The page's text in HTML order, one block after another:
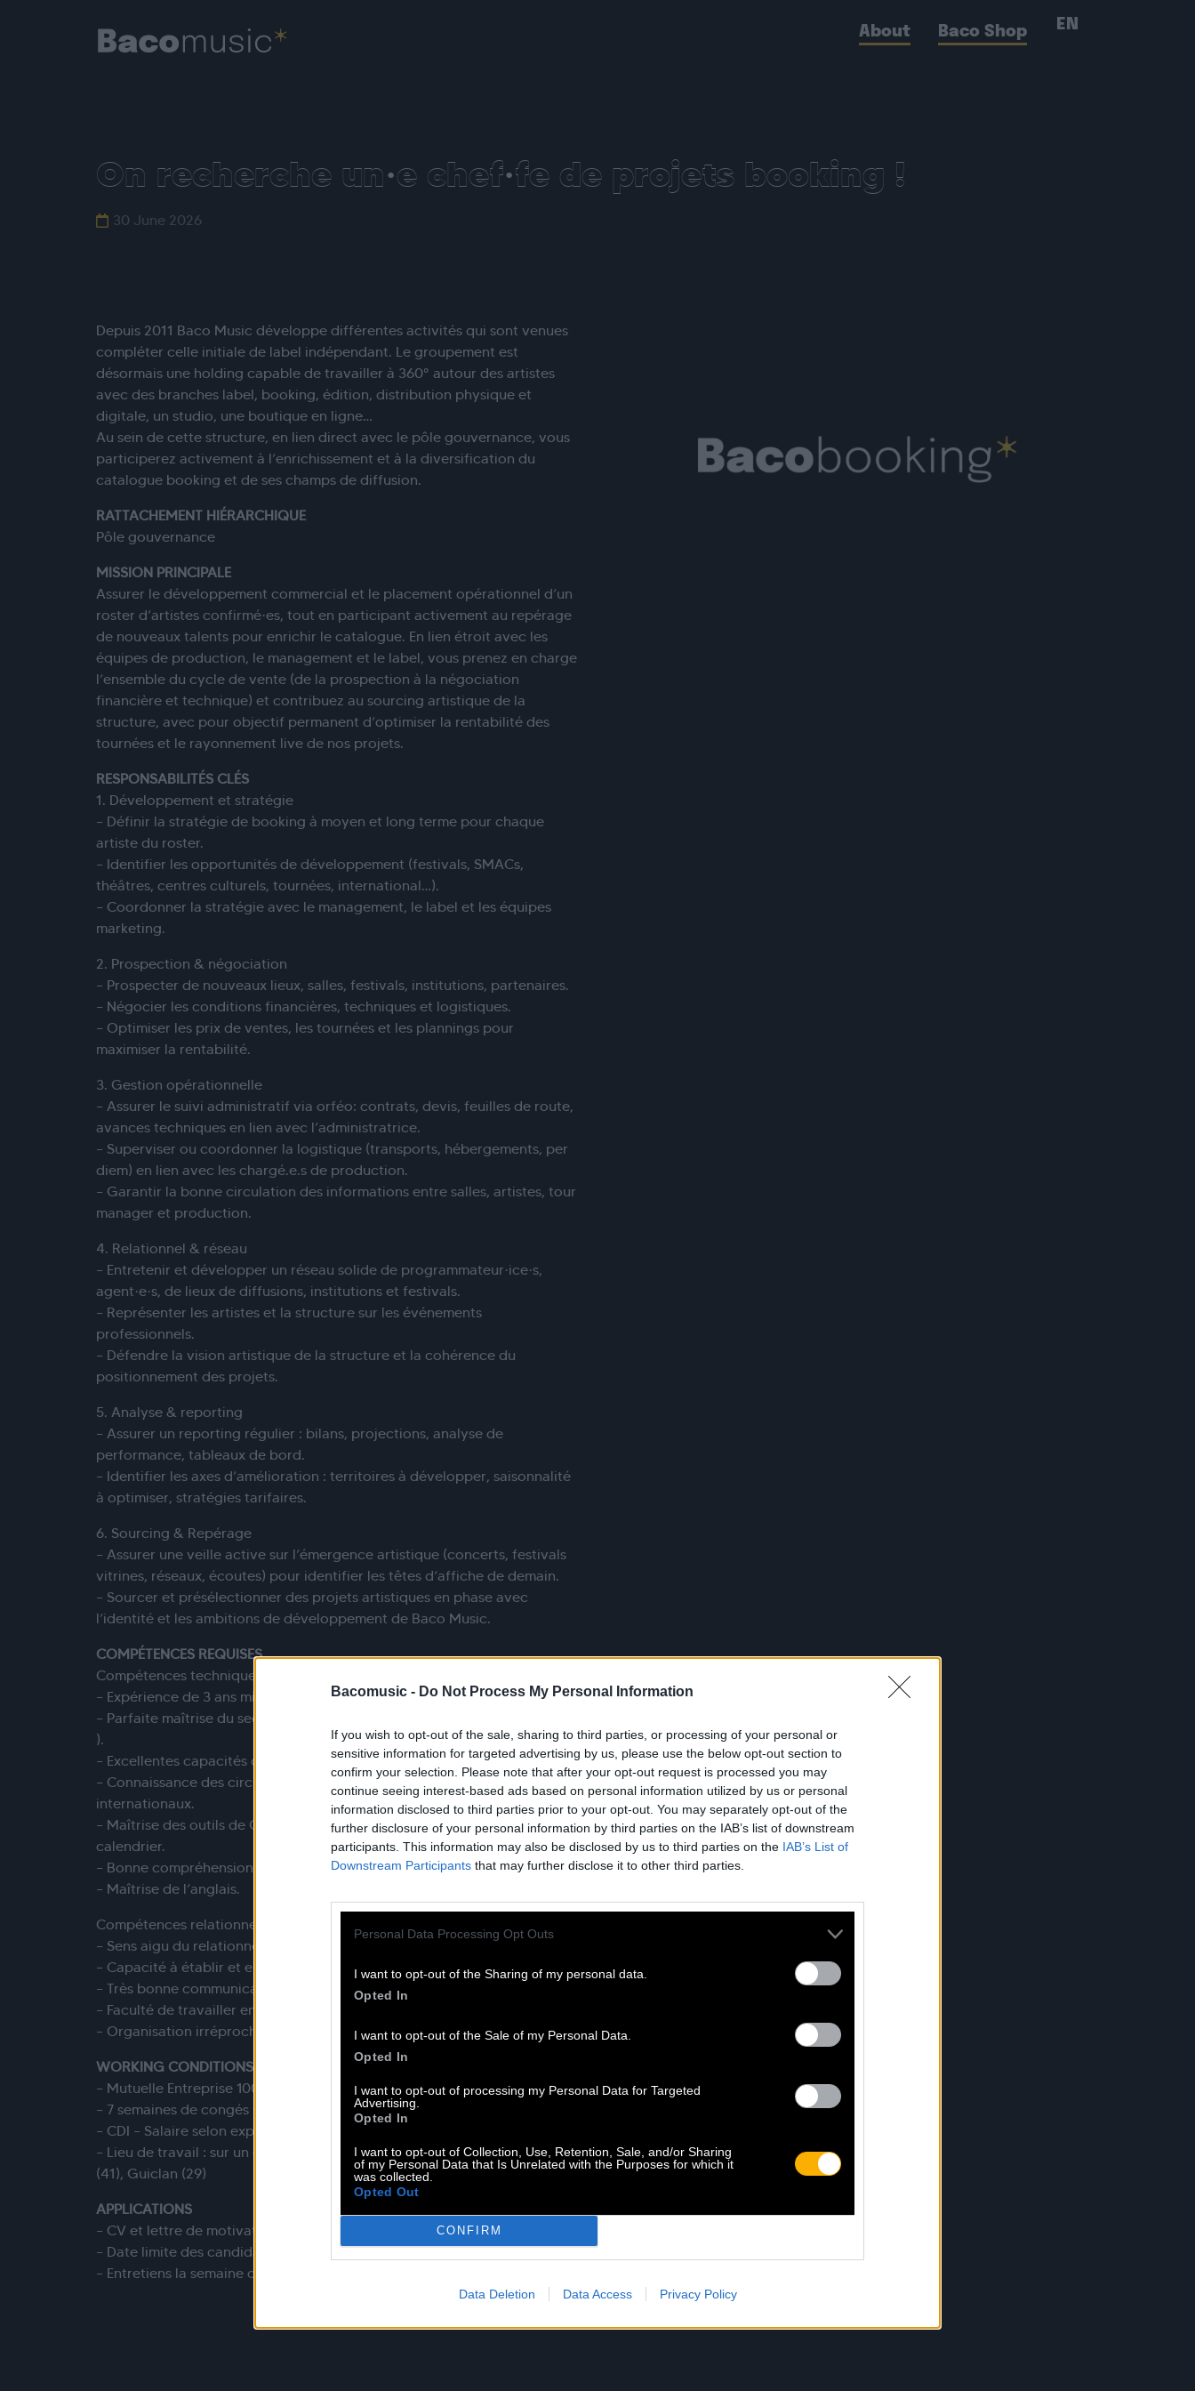
Bacomusic - Do Not Process My Personal Information
If you wish to opt-out of the sale, sharing to third parties, or processing of your personal or
sensitive information for targeted advertising by us, please use the below opt-out section to
confirm your selection. Please note that after your opt-out request is processed you may
continue seeing interest-based ads based on personal information utilized by us or personal
information disclosed to third parties prior to your opt-out. You may separately opt-out of the
further disclosure of your personal information by third parties on the IAB’s list of downstream
participants. This information may also be disclosed by us to third parties on the IAB’s List of
Downstream Participants that may further disclose it to other third parties.
Personal Data Processing Opt Outs
I want to opt-out of the Sharing of my personal data.
Opted In
I want to opt-out of the Sale of my Personal Data.
Opted In
I want to opt-out of processing my Personal Data for Targeted
Advertising.
Opted In
I want to opt-out of Collection, Use, Retention, Sale, and/or Sharing
of my Personal Data that Is Unrelated with the Purposes for which it
was collected.
Opted Out
CONFIRM
Data Deletion Data Access Privacy Policy
About Baco Shop EN
On recherche un·e chef·fe de projets booking !
30 June 2026
Depuis 2011 Baco Music développe différentes activités qui sont venues
compléter celle initiale de label indépendant. Le groupement est
désormais une holding capable de travailler à 360° autour des artistes
avec des branches label, booking, édition, distribution physique et
digitale, un studio, une boutique en ligne…
Au sein de cette structure, en lien direct avec le pôle gouvernance, vous
participerez activement à l’enrichissement et à la diversification du
catalogue booking et de ses champs de diffusion.
RATTACHEMENT HIÉRARCHIQUE
Pôle gouvernance
MISSION PRINCIPALE
Assurer le développement commercial et le placement opérationnel d’un
roster d’artistes confirmé·es, tout en participant activement au repérage
de nouveaux talents pour enrichir le catalogue. En lien étroit avec les
équipes de production, le management et le label, vous prenez en charge
l’ensemble du cycle de vente (de la prospection à la négociation
financière et technique) et contribuez au sourcing artistique de la
structure, avec pour objectif permanent d’optimiser la rentabilité des
tournées et le rayonnement live de nos projets.
RESPONSABILITÉS CLÉS
1. Développement et stratégie
– Définir la stratégie de booking à moyen et long terme pour chaque
artiste du roster.
– Identifier les opportunités de développement (festivals, SMACs,
théâtres, centres culturels, tournées, international…).
– Coordonner la stratégie avec le management, le label et les équipes
marketing.
2. Prospection & négociation
– Prospecter de nouveaux lieux, salles, festivals, institutions, partenaires.
– Négocier les conditions financières, techniques et logistiques.
– Optimiser les prix de ventes, les tournées et les plannings pour
maximiser la rentabilité.
3. Gestion opérationnelle
– Assurer le suivi administratif via orféo: contrats, devis, feuilles de route,
avances techniques en lien avec l’administratrice.
– Superviser ou coordonner la logistique (transports, hébergements, per
diem) en lien avec les chargé.e.s de production.
– Garantir la bonne circulation des informations entre salles, artistes, tour
manager et production.
4. Relationnel & réseau
– Entretenir et développer un réseau solide de programmateur·ice·s,
agent·e·s, de lieux de diffusions, institutions et festivals.
– Représenter les artistes et la structure sur les événements
professionnels.
– Défendre la vision artistique de la structure et la cohérence du
positionnement des projets.
5. Analyse & reporting
– Assurer un reporting régulier : bilans, projections, analyse de
performance, tableaux de bord.
– Identifier les axes d’amélioration : territoires à développer, saisonnalité
à optimiser, stratégies tarifaires.
6. Sourcing & Repérage
– Assurer une veille active sur l’émergence artistique (concerts, festivals
vitrines, réseaux, écoutes) pour identifier les têtes d’affiche de demain.
– Sourcer et présélectionner des projets artistiques en phase avec
l’identité et les ambitions de développement de Baco Music.
COMPÉTENCES REQUISES
Compétences techniques
– Expérience de 3 ans minimum exigée
– Parfaite maîtrise du secteur du live (musique actuelle / spectacle vivant
).
– Excellentes capacités de négociation.
– Connaissance des circuits institutionnels, festivals, SMAC et réseaux
internationaux.
– Maîtrise des outils de CRM, Excel/Sheets, Orféo et logiciels de
calendrier.
– Bonne compréhension des aspects juridiques et contractuels.
– Maîtrise de l’anglais.
Compétences relationnelles
– Sens aigu du relationnel et de la diplomatie.
– Capacité à établir et entretenir un réseau professionnel solide.
– Très bonne communication écrite et orale.
– Faculté de travailler en équipe.
– Organisation irréprochable et autonomie forte.
WORKING CONDITIONS
– Mutuelle Entreprise 100% prise en charge par l’entreprise
– 7 semaines de congés par an
– CDI – Salaire selon expérience
– Lieu de travail : sur un de nos sites Paris (75), Bordeaux (33), Les Montils
(41), Guiclan (29)
APPLICATIONS
– CV et lettre de motivation à envoyer à fanny@bacomusic.fr
– Date limite des candidatures 17/08
– Entretiens la semaine du 25/08